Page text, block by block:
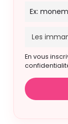
En vous